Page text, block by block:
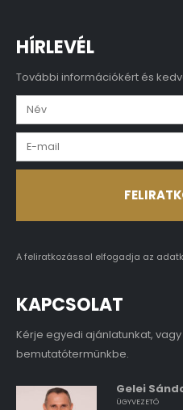
HÍRLEVÉL
További információkért és
A feliratkozással elfogadja az
KAPCSOLAT
Kérje egyedi ajánlatunkat,
bemutatótermünkbe.
Gelei
ÜGYVEZETŐ